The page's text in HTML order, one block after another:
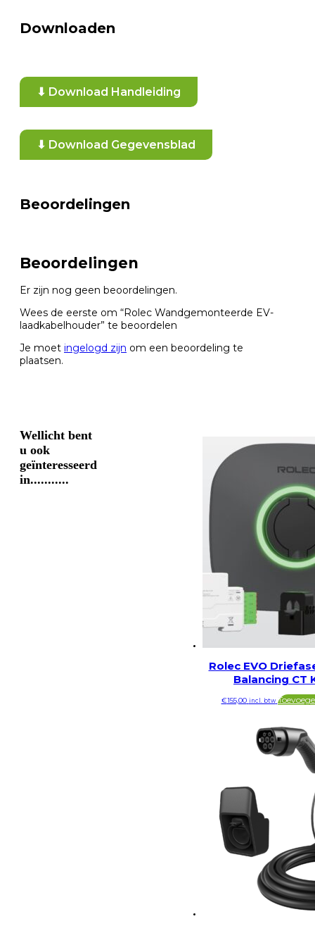
Downloaden
⬇ Download Handleiding
⬇ Download Gegevensblad
Beoordelingen
Beoordelingen
Er zijn nog geen beoordelingen.
Wees de eerste om “Rolec Wandgemonteerde EV-
laadkabelhouder” te beoordelen
Je moet ingelogd zijn om een beoordeling te
plaatsen.
Wellicht bent
u ook
geïnteresseerd
in...........
Rolec EVO
Balancing CT
€155,00 incl. btw